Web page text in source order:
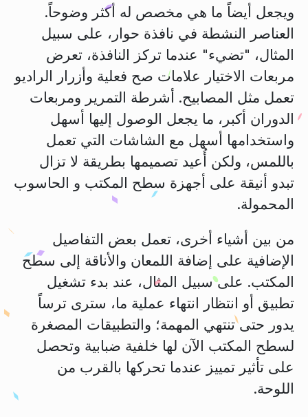
ويجعل أيضاً ما هي مخصص له أكثر وضوحاً.
العناصر النشطة في نافذة حوار، على سبيل
المثال، "تضيء" عندما تركز النافذة، تعرض
مربعات الاختيار علامات صح فعلية وأزرار الراديو
تعمل مثل المصابيح. أشرطة التمرير ومربعات
الدوران أكبر، ما يجعل الوصول إليها أسهل
واستخدامها أسهل مع الشاشات التي تعمل
باللمس، ولكن أُعيد تصميمها بطريقة لا تزال
تبدو أنيقة على أجهزة سطح المكتب و الحاسوب
المحمولة.
من بين أشياء أخرى، تعمل بعض التفاصيل
الإضافية على إضافة اللمعان والأناقة إلى سطح
المكتب. على سبيل المثال، عند بدء تشغيل
تطبيق أو انتظار انتهاء عملية ما، سترى ترساً
يدور حتى تنتهي المهمة؛ والتطبيقات المصغرة
لسطح المكتب الآن لها خلفية ضبابية وتحصل
على تأثير تمييز عندما تحركها بالقرب من
اللوحة.